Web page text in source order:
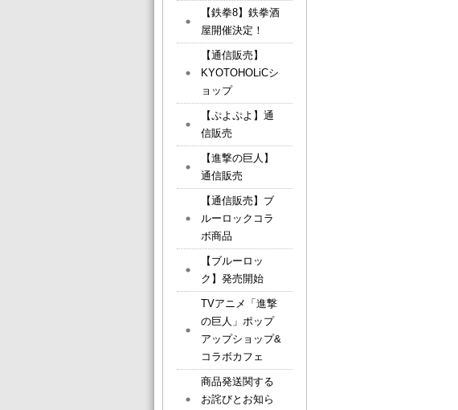
【鉄拳8】鉄拳酒
屋開催決定！
【通信販売】
KYOTOHOLiCシ
ョップ
【ぷよぷよ】通
信販売
【進撃の巨人】
通信販売
【通信販売】ブ
ルーロックコラ
ボ商品
【ブルーロッ
ク】発売開始
TVアニメ「進撃
の巨人」ポップ
アップショップ&
コラボカフェ
商品発送関する
お詫びとお知ら